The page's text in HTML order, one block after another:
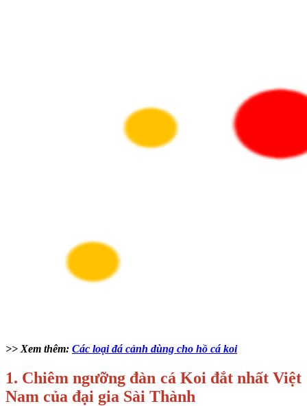
>> Xem thêm: Các loại đá cảnh dùng cho hồ cá koi
1. Chiêm ngưỡng đàn cá Koi đắt nhất Việt
Nam của đại gia Sài Thành